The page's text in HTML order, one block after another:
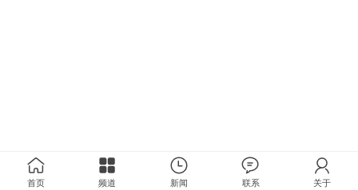
首页 频道 新闻 联系 关于